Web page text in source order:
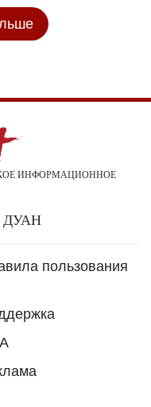
ИНФОРМАЦИОННОЕ
ДУАН
пользования